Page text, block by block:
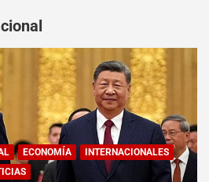
ECONOMÍA
INTERNACIONALES